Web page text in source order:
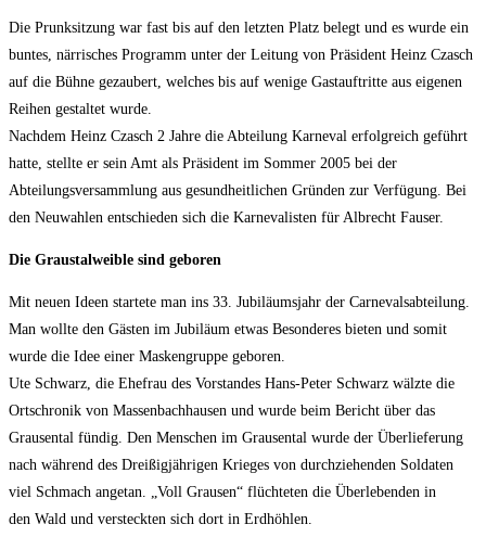
Die Prunksitzung war fast bis auf den letzten Platz belegt und es wurde ein
buntes, närrisches Programm unter der Leitung von Präsident Heinz Czasch
auf die Bühne gezaubert, welches bis auf wenige Gastauftritte aus eigenen
Reihen gestaltet wurde.
Nachdem Heinz Czasch 2 Jahre die Abteilung Karneval erfolgreich geführt
hatte, stellte er sein Amt als Präsident im Sommer 2005 bei der
Abteilungsversammlung aus gesundheitlichen Gründen zur Verfügung. Bei
den Neuwahlen entschieden sich die Karnevalisten für Albrecht Fauser.
Die Graustalweible sind geboren
Mit neuen Ideen startete man ins 33. Jubiläumsjahr der Carnevalsabteilung.
Man wollte den Gästen im Jubiläum etwas Besonderes bieten und somit
wurde die Idee einer Maskengruppe geboren.
Ute Schwarz, die Ehefrau des Vorstandes Hans-Peter Schwarz wälzte die
Ortschronik von Massenbachhausen und wurde beim Bericht über das
Grausental fündig. Den Menschen im Grausental wurde der Überlieferung
nach während des Dreißigjährigen Krieges von durchziehenden Soldaten
viel Schmach angetan. „Voll Grausen“ flüchteten die Überlebenden in
den Wald und versteckten sich dort in Erdhöhlen.